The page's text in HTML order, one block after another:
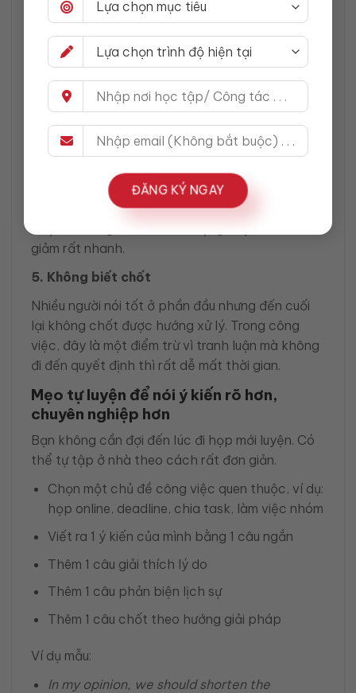
ĐĂNG KÝ NGAY
tiếp được. Hãy luôn thêm lý do hoặc gợi ý điều
chỉnh.
3. Không công nhận ý hợp lý của người khác
Đây là lỗi làm tranh luận dễ biến thành đối đầu.
Trong nhiều tình huống, bạn không cần đồng ý
hoàn toàn, nhưng vẫn nên thừa nhận phần hợp
lý trong ý kiến đối phương.
4. Tranh luận về người thay vì về vấn đề
Khi tranh luận chệch sang thái độ, tính cách
giảm rất nhanh.
5. Không biết chốt
Nhiều người nói tốt ở phần đầu nhưng đến cuối
lại không chốt được hướng xử lý. Trong công
việc, đây là một điểm trừ vì tranh luận mà không
đi đến quyết định thì rất dễ mất thời gian.
Mẹo tự luyện để nói ý kiến rõ hơn,
chuyên nghiệp hơn
Bạn không cần đợi đến lúc đi họp mới luyện. Có
thể tự tập ở nhà theo cách rất đơn giản.
Chọn một chủ đề công việc quen thuộc, ví dụ:
họp online, deadline, chia task, làm việc nhóm
Viết ra 1 ý kiến của mình bằng 1 câu ngắn
Thêm 1 câu giải thích lý do
Thêm 1 câu phản biện lịch sự
Thêm 1 câu chốt theo hướng giải pháp
Ví dụ mẫu:
In my opinion, we should shorten the